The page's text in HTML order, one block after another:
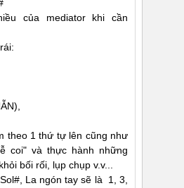
của mediator khi cần
theo 1 thứ tự lên cũng như
coi" và thực hành những
bối rối, lụp chụp v.v...
La ngón tay sẽ là 1, 3,